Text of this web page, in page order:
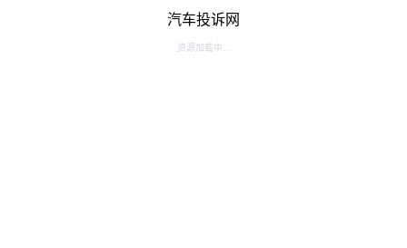
汽车投诉网
资源加载中...